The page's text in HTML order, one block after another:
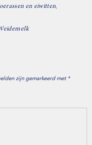
en eiwitten
zijn gemarkeerd met *